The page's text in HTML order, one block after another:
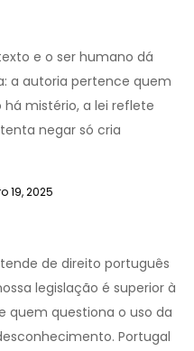
e o ser humano dá
a autoria pertence quem
mistério, a lei reflete
negar só cria
19, 2025
de direito português
legislação é superior à
quem questiona o uso da
Portugal